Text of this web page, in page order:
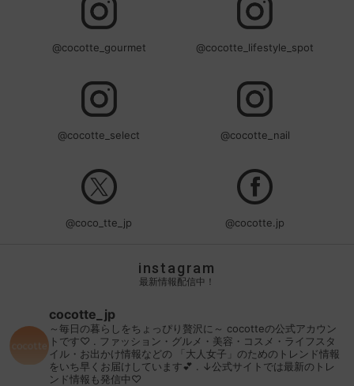
@cocotte_gourmet @cocotte_lifestyle_spot
@cocotte_select @cocotte_nail
@coco_tte_jp @cocotte.jp
instagram
最新情報配信中！
cocotte_jp
～毎日の暮らしをちょっぴり贅沢に～ cocotteの公式アカウン
トです♡
ファッション・グルメ・美容・コスメ・ライフスタ
イル・お出かけ情報などの 「大人女子」のためのトレンド情報
をいち早くお届けしています💕
↓公式サイトでは最新のトレ
ンド情報も発信中♡